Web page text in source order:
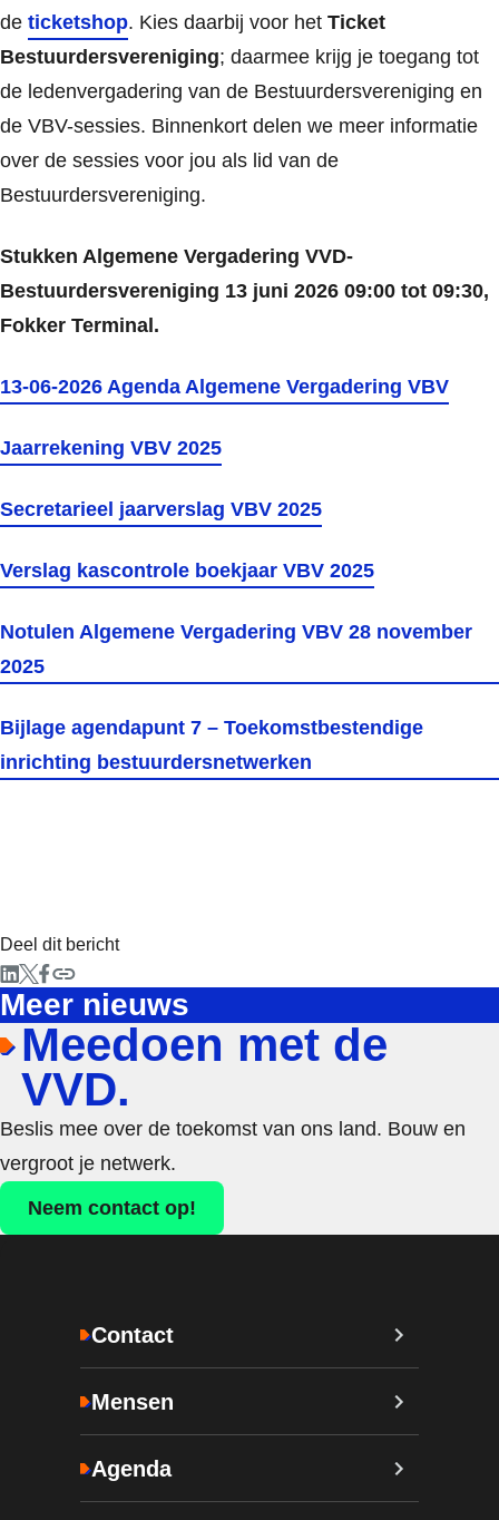
de ticketshop. Kies daarbij voor het Ticket
Bestuurdersvereniging; daarmee krijg je toegang tot
de ledenvergadering van de Bestuurdersvereniging en
de VBV-sessies. Binnenkort delen we meer informatie
over de sessies voor jou als lid van de
Bestuurdersvereniging.
Stukken Algemene Vergadering VVD-
Bestuurdersvereniging 13 juni 2026 09:00 tot 09:30,
Fokker Terminal.
13-06-2026 Agenda Algemene Vergadering VBV
Jaarrekening VBV 2025
Secretarieel jaarverslag VBV 2025
Verslag kascontrole boekjaar VBV 2025
Notulen Algemene Vergadering VBV 28 november
2025
Bijlage agendapunt 7 – Toekomstbestendige
inrichting bestuurdersnetwerken
Deel dit bericht
Meer nieuws
Meedoen met de
VVD.
Beslis mee over de toekomst van ons land. Bouw en
vergroot je netwerk.
Neem contact op!
Contact
Mensen
Agenda